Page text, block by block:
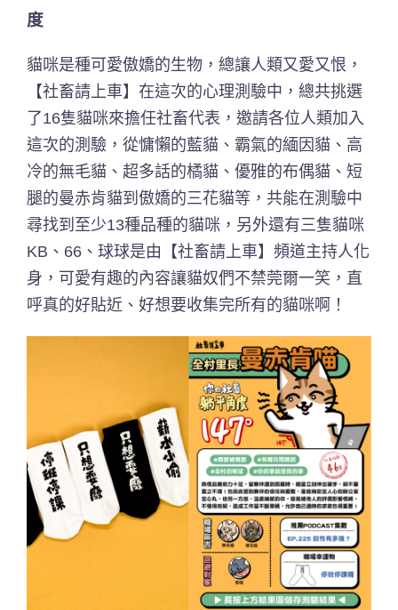
度
貓咪是種可愛傲嬌的生物，總讓人類又愛又恨，
【社畜請上車】在這次的心理測驗中，總共挑選
了16隻貓咪來擔任社畜代表，邀請各位人類加入
這次的測驗，從慵懶的藍貓、霸氣的緬因貓、高
冷的無毛貓、超多話的橘貓、優雅的布偶貓、短
腿的曼赤肯貓到傲嬌的三花貓等，共能在測驗中
尋找到至少13種品種的貓咪，另外還有三隻貓咪
KB、66、球球是由【社畜請上車】頻道主持人化
身，可愛有趣的內容讓貓奴們不禁莞爾一笑，直
呼真的好貼近、好想要收集完所有的貓咪啊！